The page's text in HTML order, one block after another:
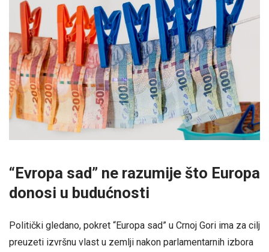
“Evropa sad” ne razumije što Europa
donosi u budućnosti
Politički gledano, pokret “Europa sad” u Crnoj Gori ima za cilj
preuzeti izvršnu vlast u zemlji nakon parlamentarnih izbora